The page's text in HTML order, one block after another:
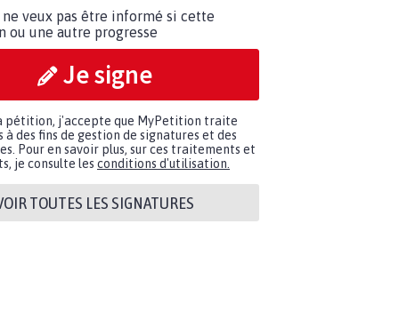
ne veux pas être informé si cette
ou une autre progresse
Je signe
pétition, j'accepte que MyPetition traite
à des fins de gestion de signatures et des
Pour en savoir plus, sur ces traitements et
je consulte les conditions d'utilisation.
TOUTES LES SIGNATURES